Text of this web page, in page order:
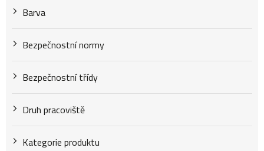
ů
Barva
Bezpečnostní normy
Bezpečnostní třídy
Druh pracoviště
Kategorie produktu